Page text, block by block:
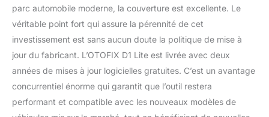
n'hésitez pas à nous
envoyer des messages
via Amazon Message.
parc automobile moderne, la couverture est excellente. Le
véritable point fort qui assure la pérennité de cet
investissement est sans aucun doute la politique de mise à
jour du fabricant. L’OTOFIX D1 Lite est livrée avec deux
années de mises à jour logicielles gratuites. C’est un avantage
concurrentiel énorme qui garantit que l’outil restera
performant et compatible avec les nouveaux modèles de